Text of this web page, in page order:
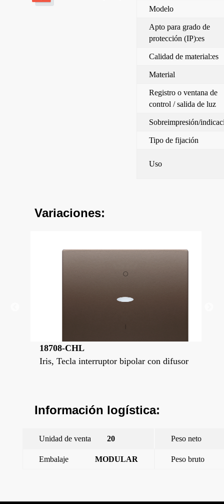
Modelo
Apto para grado de
protección (IP):es
Calidad de material:es
Material
Registro o ventana de
control / salida de luz
Sobreimpresión/
Tipo de fijación
Uso
Variaciones:
18708-CHL
Iris, Tecla interruptor bipolar con difusor
Información logística:
Unidad de venta 20 Peso neto
Embalaje MODULAR Peso bruto